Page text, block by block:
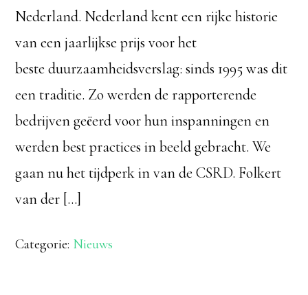
Nederland. Nederland kent een rijke historie
van een jaarlijkse prijs voor het
beste duurzaamheidsverslag: sinds 1995 was dit
een traditie. Zo werden de rapporterende
bedrijven geëerd voor hun inspanningen en
werden best practices in beeld gebracht. We
gaan nu het tijdperk in van de CSRD. Folkert
van der […]
Categorie: Nieuws